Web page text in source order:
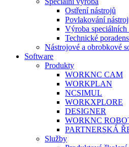
Ostření nástrojů
Povlakování
Výroba speciálních
Technické
Nástrojové a obrobkové
Software
Produkty
WORKNC CAM
WORKPLAN
NCSIMUL
WORKXPLORE
DESIGNER
WORKNC
PARTNERSKÁ
Služby